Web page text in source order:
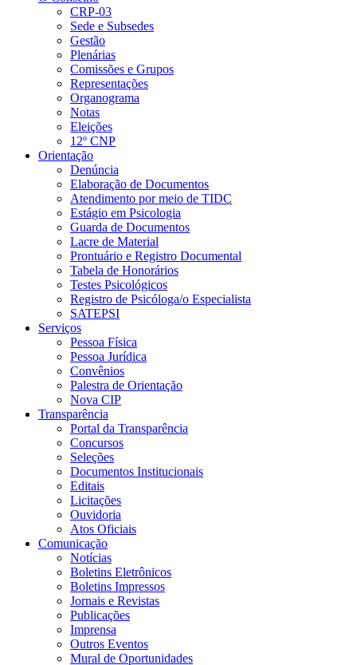
CRP-03
Sede e Subsedes
Gestão
Plenárias
Comissões e Grupos
Representações
Organograma
Notas
Eleições
12º CNP
Orientação
Denúncia
Elaboração de Documentos
Atendimento por meio de TIDC
Estágio em Psicologia
Guarda de Documentos
Lacre de Material
Prontuário e Registro Documental
Tabela de Honorários
Testes Psicológicos
Registro de Psicóloga/o Especialista
SATEPSI
Serviços
Pessoa Física
Pessoa Jurídica
Convênios
Palestra de Orientação
Nova CIP
Transparência
Portal da Transparência
Concursos
Seleções
Documentos Institucionais
Editais
Licitações
Ouvidoria
Atos Oficiais
Comunicação
Notícias
Boletins Eletrônicos
Boletins Impressos
Jornais e Revistas
Publicações
Imprensa
Outros Eventos
Mural de Oportunidades